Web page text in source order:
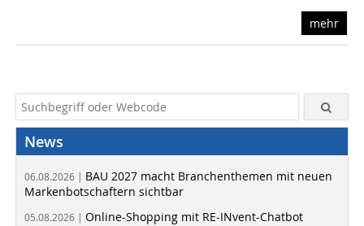
mehr
News
06.08.2026 | BAU 2027 macht Branchenthemen mit neuen
Markenbotschaftern sichtbar
05.08.2026 | Online-Shopping mit RE-INvent-Chatbot